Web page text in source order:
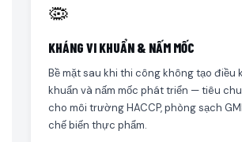
🦠
KHÁNG VI KHUẨN & NẤM MỐC
Bề mặt sau khi thi công không tạo điều
khuẩn và nấm mốc phát triển — tiêu
cho môi trường HACCP, phòng sạch
chế biến thực phẩm.